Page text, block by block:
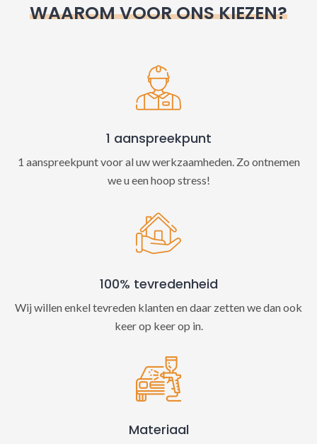
WAAROM VOOR ONS KIEZEN?
1 aanspreekpunt
1 aanspreekpunt voor al uw werkzaamheden. Zo ontnemen
we u een hoop stress!
100% tevredenheid
Wij willen enkel tevreden klanten en daar zetten we dan ook
keer op keer op in.
Materiaal